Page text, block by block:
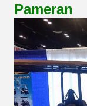
Pameran